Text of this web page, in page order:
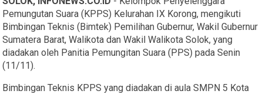
Pemungutan Suara (KPPS) Kelurahan IX Korong, mengikuti
Bimbingan Teknis (Bimtek) Pemilihan Gubernur, Wakil Gubernur
Sumatera Barat, Walikota dan Wakil Walikota Solok, yang
diadakan oleh Panitia Pemungitan Suara (PPS) pada Senin
(11/11).
Bimbingan Teknis KPPS yang diadakan di aula SMPN 5 Kota